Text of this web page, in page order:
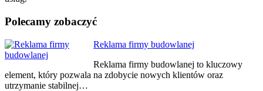
Polecamy zobaczyć
Reklama firmy budowlanej
Reklama firmy budowlanej to kluczowy
element, który pozwala na zdobycie nowych klientów oraz
utrzymanie stabilnej…
Nawigacja
wpisu